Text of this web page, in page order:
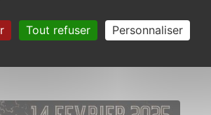
7 décembre 2025 de 10h30
Tout refuser Personnaliser